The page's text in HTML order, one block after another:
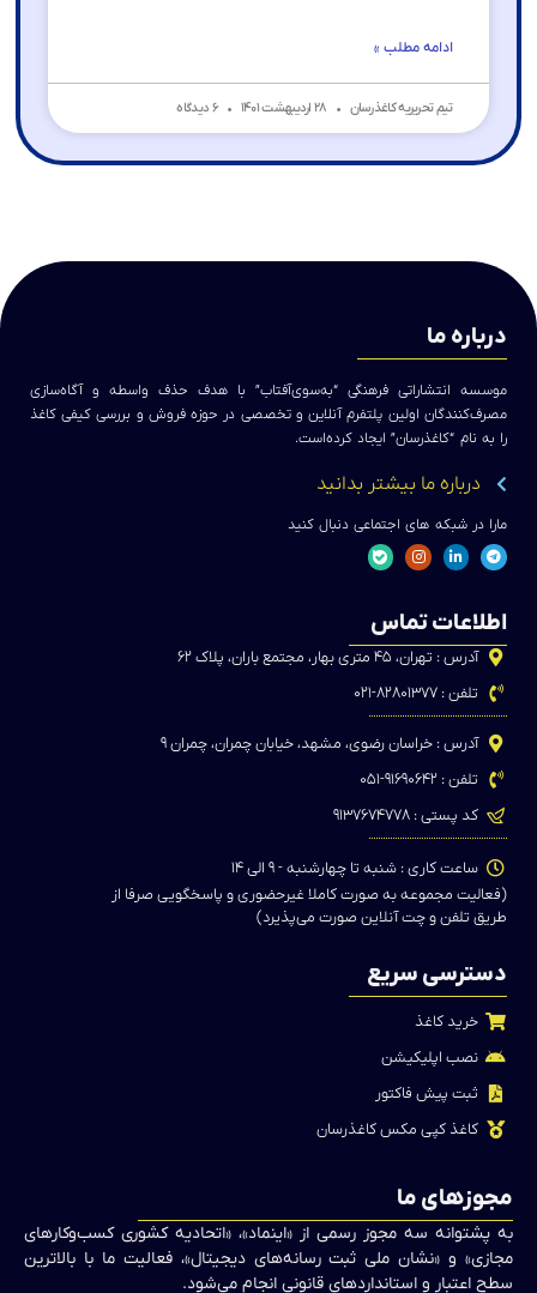
ادامه مطلب »
تیم تحریریه کاغذرسان ۶ دیدگاه
درباره ما
موسسه انتشاراتی فرهنگی “به‌سوی‌آفتاب” با هدف حذف واسطه و آگاه‌سازی
مصرف‌کنندگان اولین پلتفرم آنلاین و تخصصی در حوزه فروش و بررسی کیفی کاغذ
را به نام “کاغذرسان” ایجاد کرده‌است.
درباره ما بیشتر بدانید
مارا در شبکه های اجتماعی دنبال کنید
اطلاعات تماس
آدرس : تهران، ۴۵ متری بهار، مجتمع باران، پلاک ۶۲
تلفن : ۸۲۸۰۱۳۷۷-۰۲۱
آدرس : خراسان رضوی، مشهد، خیابان چمران، چمران ۹
تلفن : ۹۱۶۹۰۶۴۲-۰۵۱
کد پستی : ۹۱۳۷۶۷۴۷۷۸
ساعت کاری : شنبه تا چهارشنبه - ۹ الی ۱۴
(فعالیت مجموعه به صورت کاملا غیرحضوری و پاسخگویی صرفا از
طریق تلفن و چت آنلاین صورت می‌پذیرد)
دسترسی سریع
خرید کاغذ
نصب اپلیکیشن
ثبت پیش فاکتور
کاغذ کپی مکس کاغذرسان
مجوزهای ما
به پشتوانه سه مجوز رسمی از «اینماد»، «اتحادیه کشوری کسب‌وکارهای
مجازی» و «نشان ملی ثبت رسانه‌های دیجیتال»، فعالیت ما با بالاترین
سطح اعتبار و استانداردهای قانونی انجام می‌شود.